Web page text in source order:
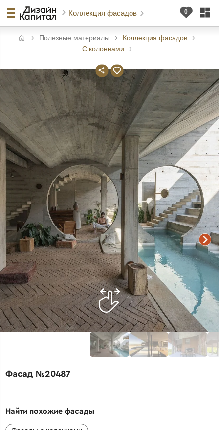
Коллекция фасадов
Полезные материалы
Коллекция фасадов
С колоннами
Фасад №20487
Найти похожие фасады